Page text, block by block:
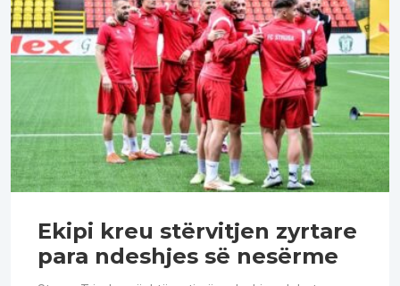
Ekipi kreu stërvitjen zyrtare
para ndeshjes së nesërme